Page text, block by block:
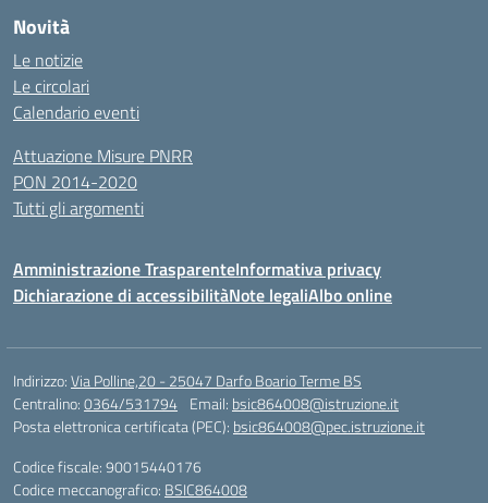
Novità
Le notizie
Le circolari
Calendario eventi
Attuazione Misure PNRR
PON 2014-2020
Tutti gli argomenti
Amministrazione TrasparenteInformativa privacy
Dichiarazione di accessibilitàNote legaliAlbo online
Indirizzo:Via Polline,20 - 25047 Darfo Boario Terme BS
Centralino:0364/531794 Email: bsic864008@istruzione.it
Posta elettronica certificata (PEC): bsic864008@pec.istruzione.it
Codice fiscale: 90015440176
Codice meccanografico: BSIC864008